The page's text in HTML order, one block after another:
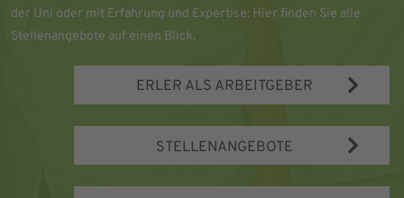
der Uni oder mit Erfahrung und Expertise: Hier finden Sie alle
Stellenangebote auf einen Blick.
ERLER ALS ARBEITGEBER
STELLENANGEBOTE